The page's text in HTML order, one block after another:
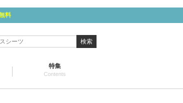
料
検索
特集
Contents